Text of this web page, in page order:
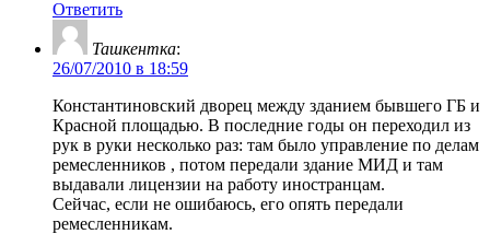
Ответить
Ташкентка:
26/07/2010 в 18:59
Константиновский дворец между зданием бывшего ГБ и
Красной площадью. В последние годы он переходил из
рук в руки несколько раз: там было управление по делам
ремесленников , потом передали здание МИД и там
выдавали лицензии на работу иностранцам.
Сейчас, если не ошибаюсь, его опять передали
ремесленникам.